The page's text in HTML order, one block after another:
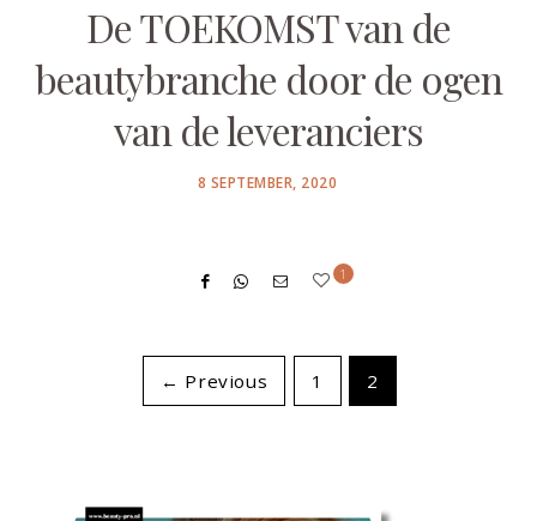
De TOEKOMST van de
beautybranche door de ogen
van de leveranciers
POSTED
8 SEPTEMBER, 2020
1
← Previous 1 2